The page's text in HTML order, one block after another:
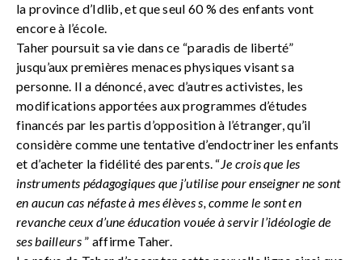
la province d’Idlib, et que seul 60 % des enfants vont
encore à l’école.
Taher poursuit sa vie dans ce “paradis de liberté”
jusqu’aux premières menaces physiques visant sa
personne. Il a dénoncé, avec d’autres activistes, les
modifications apportées aux programmes d’études
financés par les partis d’opposition à l’étranger, qu’il
considère comme une tentative d’endoctriner les enfants
et d’acheter la fidélité des parents. “Je crois que les
instruments pédagogiques que j’utilise pour enseigner ne sont
en aucun cas néfaste à mes élèves s, comme le sont en
revanche ceux d’une éducation vouée à servir l’idéologie de
ses bailleurs” affirme Taher.